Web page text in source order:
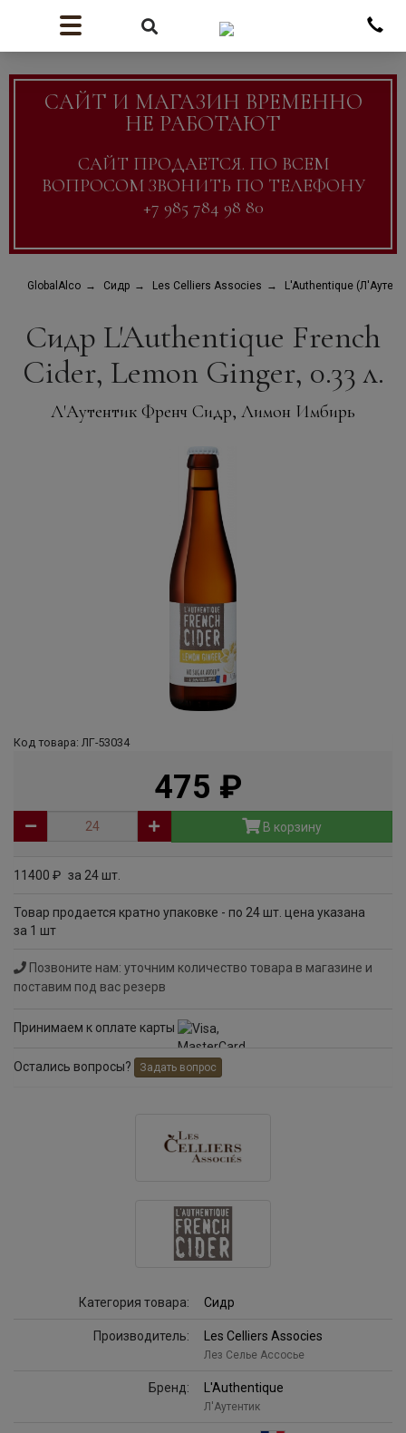
САЙТ И МАГАЗИН ВРЕМЕННО
НЕ РАБОТАЮТ
САЙТ ПРОДАЕТСЯ. ПО ВСЕМ
ВОПРОСОМ ЗВОНИТЬ ПО ТЕЛЕФОНУ
+7 985 784 98 80
GlobalAlco Сидр Les Celliers Associes L'Authentique
Сидр L'Authentique French
Cider, Lemon Ginger, 0.33 л.
Л'Аутентик Френч Сидр, Лимон Имбирь
Код товара: ЛГ-53034
475
В корзину
11400 руб
за 24 шт.
Товар продается кратно упаковке - по 24 шт. цена указана
за 1 шт
Позвоните нам: уточним количество товара в магазине и
поставим под вас резерв
Принимаем к оплате карты
Остались вопросы? Задать вопрос
Категория товара: Сидр
Производитель: Les Celliers Associes
Лез Селье Ассосье
Бренд: L'Authentique
Л'Аутентик